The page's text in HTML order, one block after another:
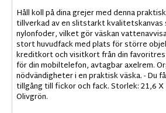
Håll koll på dina grejer med denna
tillverkad av en slitstarkt
nylonfoder, vilket gör väskan
stort huvudfack med plats för större
kreditkort och visitkort från din
för din mobiltelefon, avtagbar axelrem.
nödvändigheter i en praktisk väska. - Du
tillgång till fickor och fack. Storlek: 21,6 X
Olivgrön.